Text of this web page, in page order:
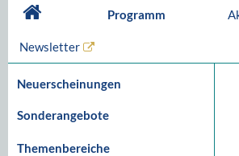
Programm
Newsletter
Neuerscheinungen
Sonderangebote
Themenbereiche